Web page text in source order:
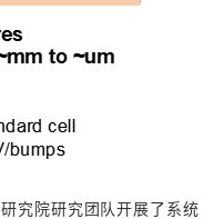
研究院研究团队开展了系统